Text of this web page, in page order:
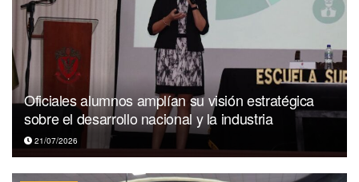
Oficiales alumnos amplían su visión estratégica
sobre el desarrollo nacional y la industria
21/07/2026